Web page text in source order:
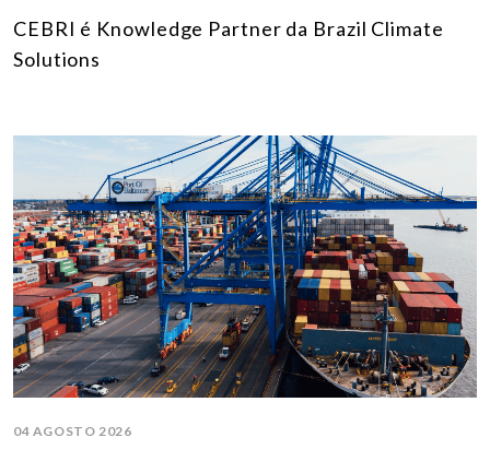
CEBRI é Knowledge Partner da Brazil Climate
Solutions
04 AGOSTO 2026